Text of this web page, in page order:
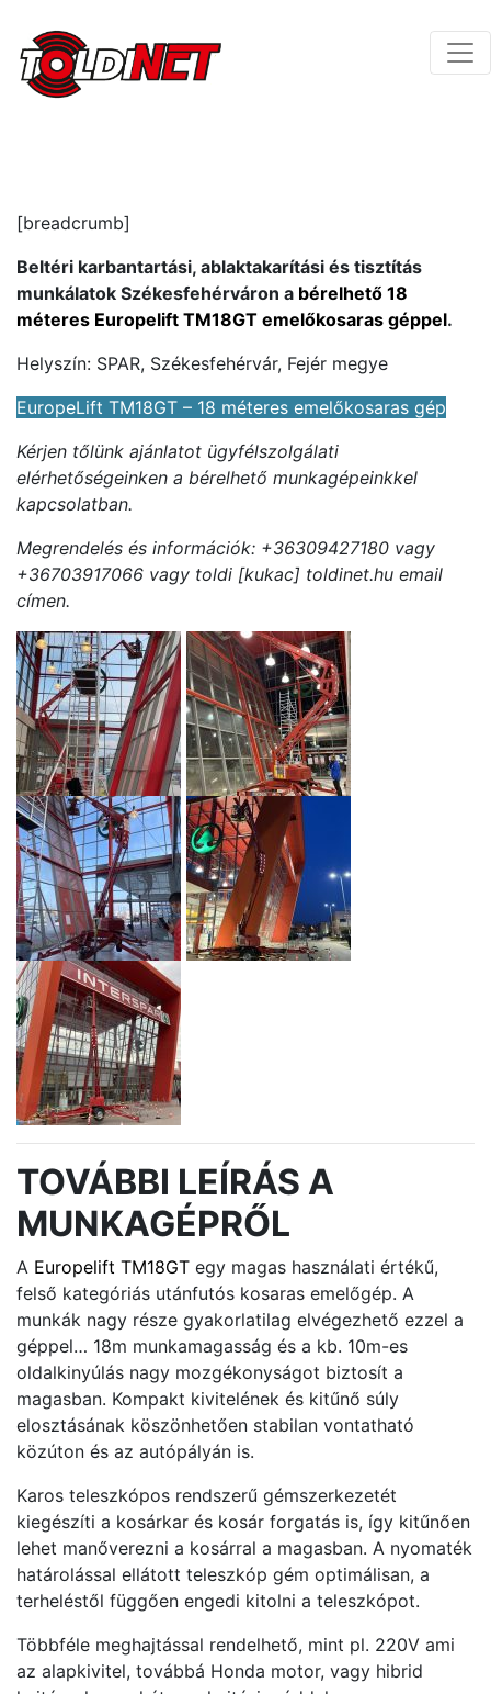
[breadcrumb]
Beltéri karbantartási, ablaktakarítási és tisztítás
munkálatok Székesfehérváron a bérelhető 18
méteres Europelift TM18GT emelőkosaras géppel.
Helyszín: SPAR, Székesfehérvár, Fejér megye
EuropeLift TM18GT – 18 méteres emelőkosaras gép
Kérjen tőlünk ajánlatot ügyfélszolgálati
elérhetőségeinken a bérelhető munkagépeinkkel
kapcsolatban.
Megrendelés és információk: +36309427180 vagy
+36703917066 vagy toldi [kukac] toldinet.hu email
címen.
TOVÁBBI LEÍRÁS A
MUNKAGÉPRŐL
A Europelift TM18GT egy magas használati értékű,
felső kategóriás utánfutós kosaras emelőgép. A
munkák nagy része gyakorlatilag elvégezhető ezzel a
géppel… 18m munkamagasság és a kb. 10m-es
oldalkinyúlás nagy mozgékonyságot biztosít a
magasban. Kompakt kivitelének és kitűnő súly
elosztásának köszönhetően stabilan vontatható
közúton és az autópályán is.
Karos teleszkópos rendszerű gémszerkezetét
kiegészíti a kosárkar és kosár forgatás is, így kitűnően
lehet manőverezni a kosárral a magasban. A nyomaték
határolással ellátott teleszkóp gém optimálisan, a
terheléstől függően engedi kitolni a teleszkópot.
Többféle meghajtással rendelhető, mint pl. 220V ami
az alapkivitel, továbbá Honda motor, vagy hibrid